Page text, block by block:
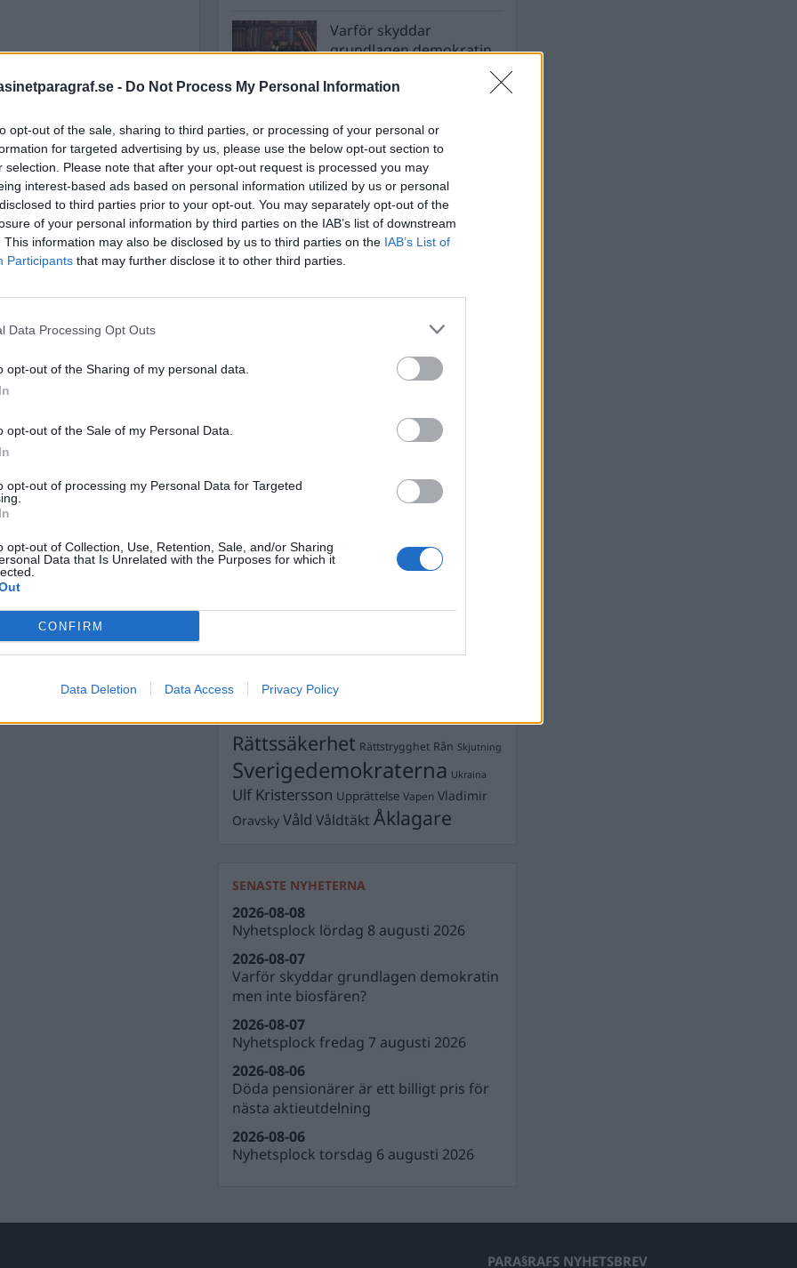
- Do Not Process My Personal Information
opt-out of the sale, sharing to third parties, or processing of your personal or
for targeted advertising by us, please use the below opt-out section to
selection. Please note that after your opt-out request is processed you may
interest-based ads based on personal information utilized by us or personal
to third parties prior to your opt-out. You may separately opt-out of the
of your personal information by third parties on the IAB’s list of downstream
This information may also be disclosed by us to third parties on the IAB’s List of
Participants that may further disclose it to other third parties.
Data Processing Opt Outs
opt-out of the Sharing of my personal data.
opt-out of the Sale of my Personal Data.
opt-out of processing my Personal Data for Targeted
opt-out of Collection, Use, Retention, Sale, and/or Sharing
Data that Is Unrelated with the Purposes for which it
CONFIRM
Data Deletion Data Access Privacy Policy
Varför skyddar
grundlagen demokratin
STÖD OSS
Stöd Para§rafs bevakning av högerextremismen
PRENUMERERA PÅ PARA§RAFS NYHETSBREV
Andreas
Brottslighet Börje
Börje R P Carlsson
Demokrati Dick Sundevall
Jimmie Åkesson Kokainmålet
LagarMichael Pålsson
Silventoinen Petter Inedahl
PoliserRasismRicard A R Nilsson
Rättssäkerhet Rättstrygghet Rån Skjutning
Sverigedemokraterna Ukraina
Ulf Kristersson Upprättelse Vapen Vladimir
Oravsky Våld Våldtäkt Åklagare
SENASTE NYHETERNA
Nyhetsplock lördag 8 augusti 2026
2026-08-08
Varför skyddar grundlagen demokratin
men inte biosfären?
2026-08-07
Nyhetsplock fredag 7 augusti 2026
2026-08-07
Döda pensionärer är ett billigt pris för
nästa aktieutdelning
2026-08-06
Nyhetsplock torsdag 6 augusti 2026
2026-08-06
PARA§RAFS NYHETSBREV